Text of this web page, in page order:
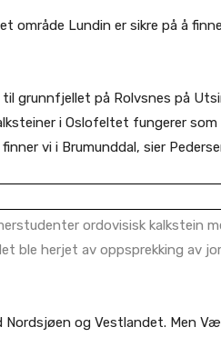
område Lundin er sikre på å
til grunnfjellet på Rolvsnes på
i Oslofeltet fungerer
vi i Brumunddal, sier
ordovisisk kalkstein
ble herjet av oppsprekking av
Nordsjøen og Vestlandet. Men